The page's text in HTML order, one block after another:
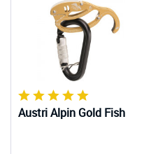
Austri Alpin Gold Fish